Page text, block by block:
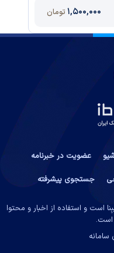
۱,۵۰۰,۰۰۰ تومان
عضویت در خبرنامه
جستجوی پیشرفته
است و استفاده از اخبار و محتوا
است.
سامانه